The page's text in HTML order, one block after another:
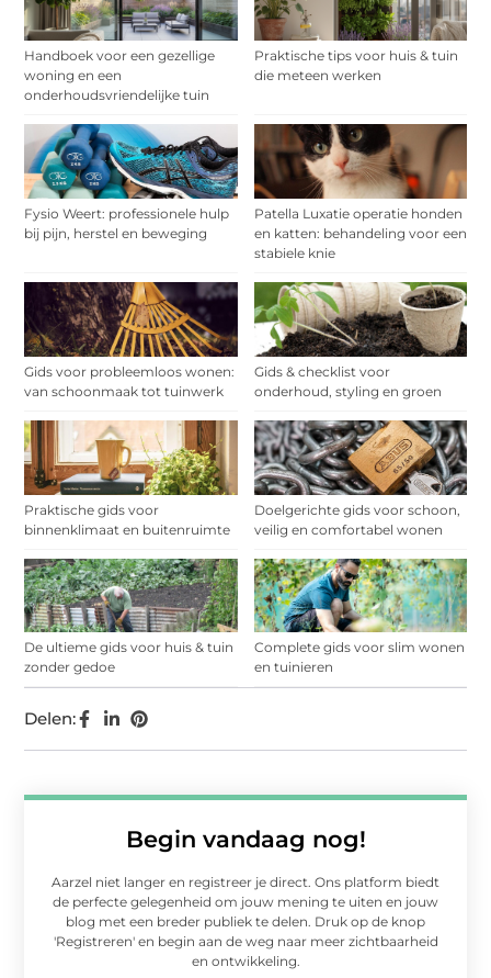
Handboek voor een gezellige
woning en een
onderhoudsvriendelijke tuin
Praktische tips voor huis & tuin
die meteen werken
Fysio Weert: professionele hulp
bij pijn, herstel en beweging
Patella Luxatie operatie honden
en katten: behandeling voor een
stabiele knie
Gids voor probleemloos wonen:
van schoonmaak tot tuinwerk
Gids & checklist voor
onderhoud, styling en groen
Praktische gids voor
binnenklimaat en buitenruimte
Doelgerichte gids voor schoon,
veilig en comfortabel wonen
De ultieme gids voor huis & tuin
zonder gedoe
Complete gids voor slim wonen
en tuinieren
Begin vandaag nog!
Aarzel niet langer en registreer je direct. Ons platform biedt
de perfecte gelegenheid om jouw mening te uiten en jouw
blog met een breder publiek te delen. Druk op de knop
'Registreren' en begin aan de weg naar meer zichtbaarheid
en ontwikkeling.
Delen: